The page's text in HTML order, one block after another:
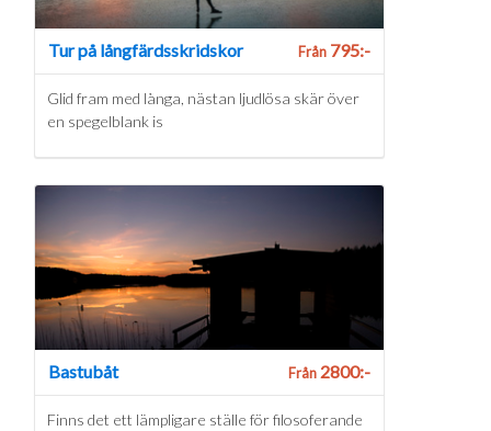
Tur på långfärdsskridskor Från795:-
Glid fram med långa, nästan ljudlösa skär över
en spegelblank is
Bastubåt Från2800:-
Finns det ett lämpligare ställe för filosoferande